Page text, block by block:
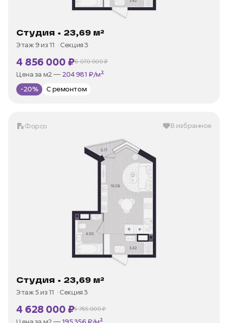
Студия • 23,69 м²
Этаж 9 из 11 Секция 3
4 856 000 ₽6 070 000 ₽
В ипотеку —от 23 291 ₽/мес
Цена за м2 —
-20% С ремонтом
Форсо В избранное
Студия • 23,69 м²
Этаж 5 из 11 Секция 3
4 628 000 ₽5 785 000 ₽
В ипотеку —от 22 198 ₽/мес